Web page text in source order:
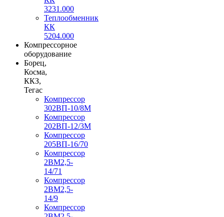
3231.000
Теплообменник
КК
5204.000
Компрессорное
оборудование
Борец,
Косма,
ККЗ,
Тегас
Компрессор
302ВП-10/8М
Компрессор
202ВП-12/3М
Компрессор
205ВП-16/70
Компрессор
2ВМ2,5-
14/71
Компрессор
2ВМ2,5-
14/9
Компрессор